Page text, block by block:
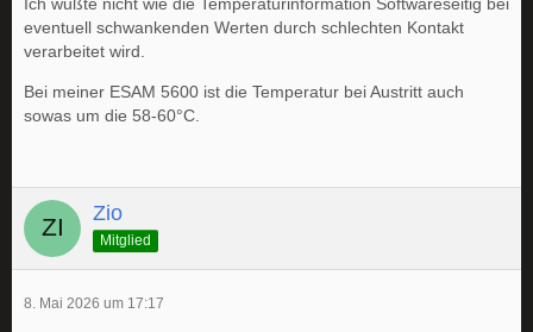
eventuell schwankenden Werten durch schlechten Kontakt
verarbeitet wird.
Bei meiner ESAM 5600 ist die Temperatur bei Austritt auch
sowas um die 58-60°C.
Zio
Mitglied
8. Mai 2026 um 17:17